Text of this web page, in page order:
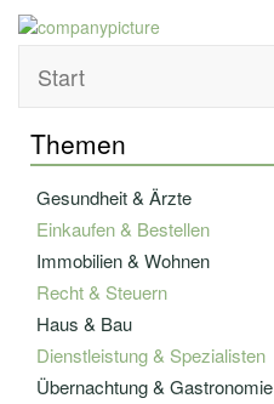
Start
Themen
Gesundheit & Ärzte
Einkaufen & Bestellen
Immobilien & Wohnen
Recht & Steuern
Haus & Bau
Dienstleistung & Spezialisten
Übernachtung & Gastronomie